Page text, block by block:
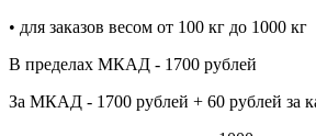
• для заказов весом от 100 кг до 1000 кг
В пределах МКАД - 1700 рублей
За МКАД - 1700 рублей + 60 рублей за